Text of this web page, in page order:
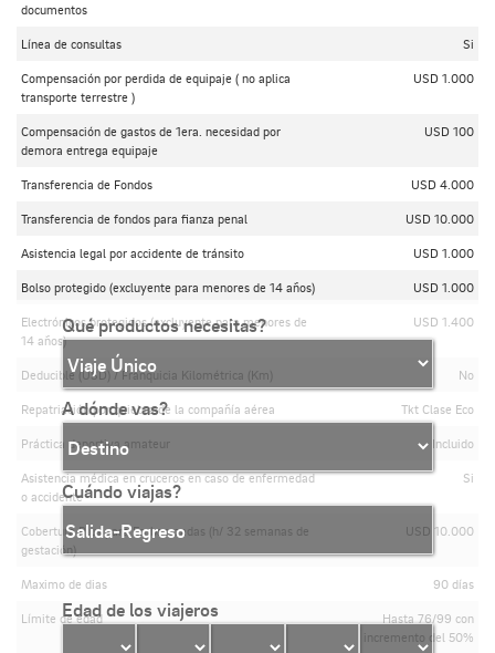
documentos
Línea de consultas Si
Compensación por perdida de equipaje ( no aplica
transporte terrestre )
USD 1.000
Compensación de gastos de 1era. necesidad por
demora entrega equipaje
USD 100
Transferencia de Fondos USD 4.000
Transferencia de fondos para fianza penal USD 10.000
Asistencia legal por accidente de tránsito USD 1.000
Bolso protegido (excluyente para menores de 14 años) USD 1.000
Electrónicos protegidos (excluyente para menores de
14 años)
USD 1.400
Deducible (USD) / Franquicia Kilométrica (Km) No
Repatriación por quiebra de la compañía aérea Tkt Clase Eco
Práctica deportiva amateur Incluido
Asistencia médica en cruceros en caso de enfermedad
o accidente
Si
Cobertura Plus para Embarazadas (h/ 32 semanas de
gestación)
USD 10.000
Maximo de dias 90 días
Límite de edad
Hasta 76/99 con
incremento del 50%
Qué productos necesitas?
A dónde vas?
Cuándo viajas?
Edad de los viajeros